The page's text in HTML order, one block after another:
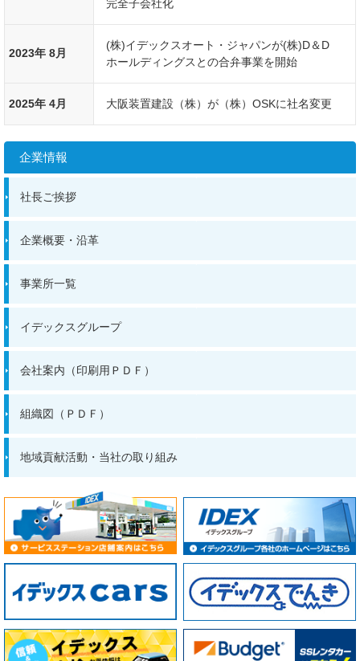
完全子会社化
2023年 8月
(株)イデックスオート・ジャパンが(株)D＆D
ホールディングスとの合弁事業を開始
2025年 4月 大阪装置建設（株）が（株）OSKに社名変更
企業情報
社長ご挨拶
企業概要・沿革
事業所一覧
イデックスグループ
会社案内（印刷用ＰＤＦ）
組織図（ＰＤＦ）
地域貢献活動・当社の取り組み